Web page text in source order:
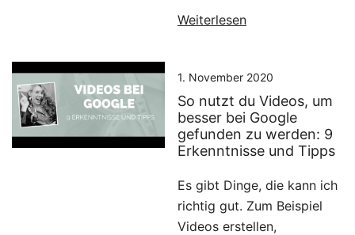
Weiterlesen
1. November 2020
So nutzt du Videos, um
besser bei Google
gefunden zu werden: 9
Erkenntnisse und Tipps
Es gibt Dinge, die kann ich
richtig gut. Zum Beispiel
Videos erstellen,